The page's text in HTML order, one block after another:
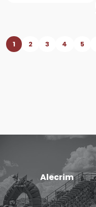
1 2 3 4 5
Alecrim